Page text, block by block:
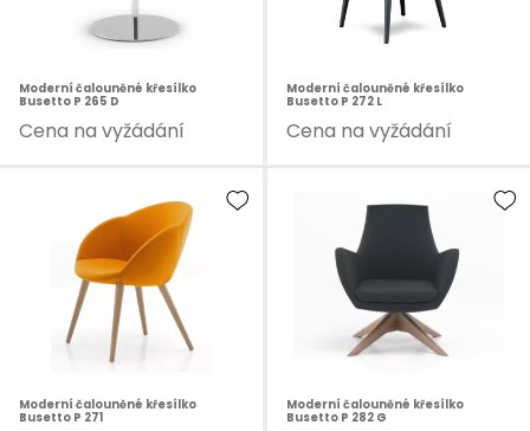
Moderní čalouněné křesílko
Busetto P 265 D
Cena na vyžádání
Moderní čalouněné křesílko
Busetto P 272 L
Cena na vyžádání
Moderní čalouněné křesílko
Busetto P 271
Moderní čalouněné křesílko
Busetto P 282 G